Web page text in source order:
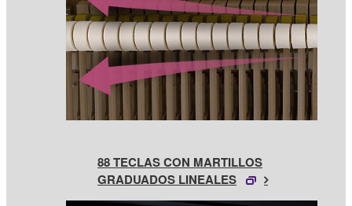
88 TECLAS CON MARTILLOS
GRADUADOS LINEALES